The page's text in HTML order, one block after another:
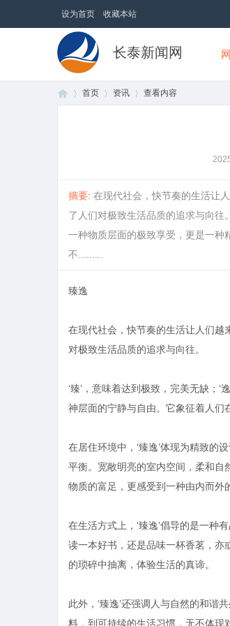
设为首页 收藏本站
长泰新闻网
首页 资讯 查看内容
摘要: 在现代社会，快节奏的生活让
了人们对极致生活品质的追求与向往
一种物质层面的极致享受，更是一种
不.........
臻逸
在现代社会，快节奏的生活让人们越
对极致生活品质的追求与向往。
‘臻’，意味着达到极致，完美无缺；
神层面的宁静与自由。它象征着人们
在居住环境中，‘臻逸’体现为精致的
平衡。宽敞明亮的室内空间，柔和自
物质的富足，更感受到一种由内而外
在生活方式上，‘臻逸’倡导的是一种
读一本好书，还是品味一杯香茗，亦
的琐碎中抽离，体验生活的真谛。
此外，‘臻逸’还强调人与自然的和谐
料，到可持续的生活习惯，无不体现